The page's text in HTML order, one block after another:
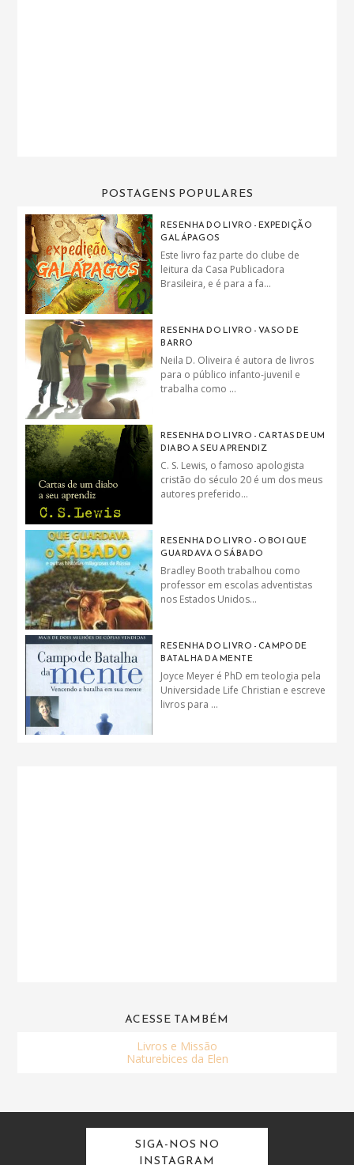
POSTAGENS POPULARES
RESENHA DO LIVRO - EXPEDIÇÃO
GALÁPAGOS
Este livro faz parte do clube de
leitura da Casa Publicadora
Brasileira, e é para a fa...
RESENHA DO LIVRO - VASO DE
BARRO
Neila D. Oliveira é autora de livros
para o público infanto-juvenil e
trabalha como ...
RESENHA DO LIVRO - CARTAS DE UM
DIABO A SEU APRENDIZ
C. S. Lewis, o famoso apologista
cristão do século 20 é um dos meus
autores preferido...
RESENHA DO LIVRO - O BOI QUE
GUARDAVA O SÁBADO
Bradley Booth trabalhou como
professor em escolas adventistas
nos Estados Unidos...
RESENHA DO LIVRO - CAMPO DE
BATALHA DA MENTE
Joyce Meyer é PhD em teologia pela
Universidade Life Christian e escreve
livros para ...
ACESSE TAMBÉM
Livros e Missão
Naturebices da Elen
SIGA-NOS NO
INSTAGRAM